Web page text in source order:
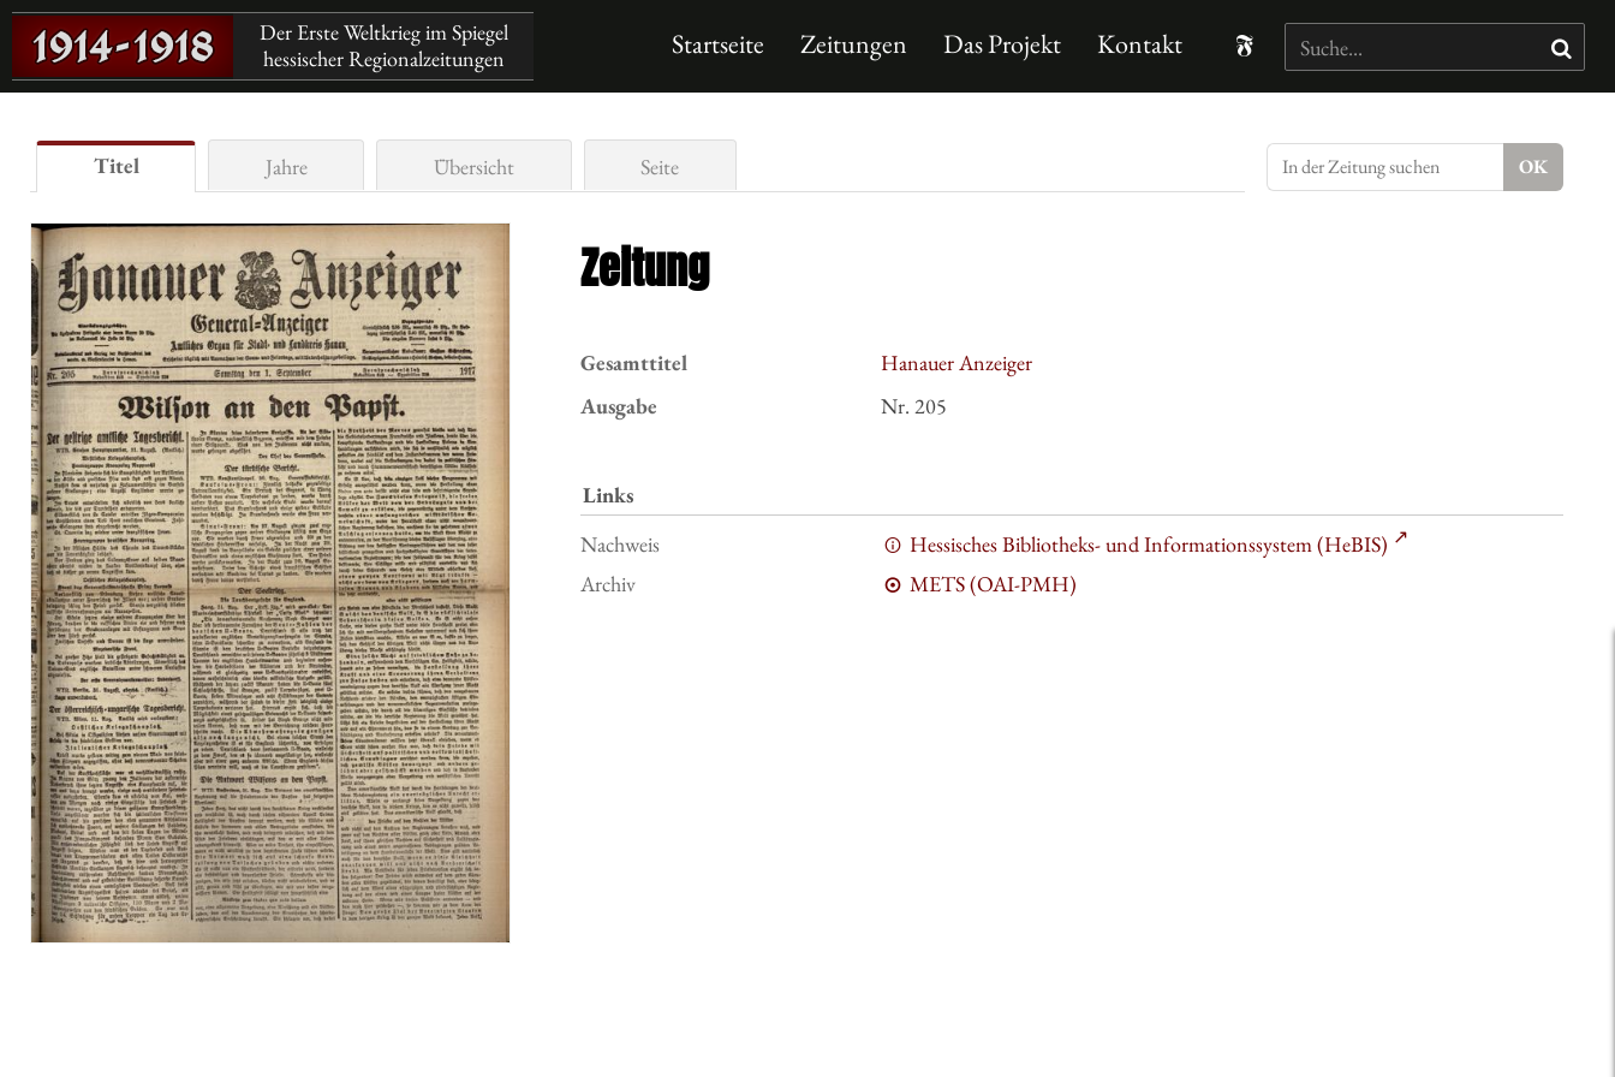
Der Erste Weltkrieg im Spiegel
hessischer Regionalzeitungen
Startseite Zeitungen Das Projekt Kontakt
Titel Jahre Übersicht Seite
Zeitung
Gesamttitel
Hanauer Anzeiger
Ausgabe
Nr. 205
Links
Nachweis
Hessisches Bibliotheks- und Informationssystem (HeBIS)
Archiv
METS (OAI-PMH)